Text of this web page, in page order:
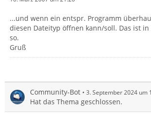
...und wenn ein entspr. Programm
diesen Dateityp öffnen kann/soll. Das ist in
so.
Gruß
Community-Bot 3. September 2024 um
Hat das Thema geschlossen.